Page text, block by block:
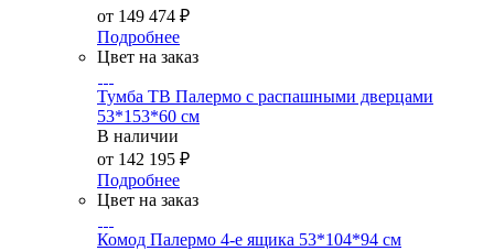
от 149 474 ₽
Подробнее
Цвет на заказ
Тумба ТВ Палермо с распашными дверцами
53*153*60 см
В наличии
от 142 195 ₽
Подробнее
Цвет на заказ
Комод Палермо 4-е ящика 53*104*94 см